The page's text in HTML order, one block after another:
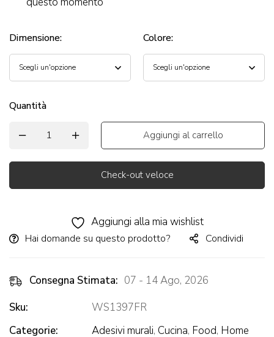
Dimensione: Colore:
Quantità
Aggiungi al carrello
Check-out veloce
Aggiungi alla mia wishlist
Hai domande su questo prodotto? Condividi
Consegna Stimata: 07 - 14 Ago, 2026
Sku:
WS1397FR
Categorie:
Adesivi murali, Cucina, Food, Home